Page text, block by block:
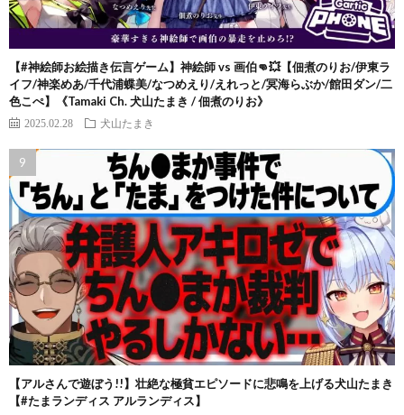
【#神絵師お絵描き伝言ゲーム】神絵師 vs 画伯👊💥【佃煮のりお/伊東ラ
イフ/神楽めあ/千代浦蝶美/なつめえり/えれっと/冥海らぶか/館田ダン/二
色こぺ】《Tamaki Ch. 犬山たまき / 佃煮のりお》
2025.02.28 犬山たまき
【アルさんで遊ぼう!!】壮絶な極貧エピソードに悲鳴を上げる犬山たまき
【#たまランディス アルランディス】